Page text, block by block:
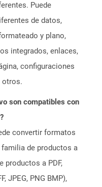
Puede
de datos,
y plano,
integrados, enlaces,
configuraciones
otros.
son compatibles con
convertir formatos
de productos a
productos a PDF,
JPEG, PNG BMP),